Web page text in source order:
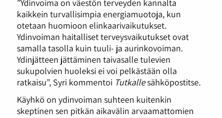
kaikkein turvallisimpia energiamuotoja, kun
otetaan huomioon elinkaarivaikutukset.
Ydinvoiman haitalliset terveysvaikutukset ovat
samalla tasolla kuin tuuli- ja aurinkovoiman.
Ydinjätteen jättäminen taivasalle tulevien
sukupolvien huoleksi ei voi pelkästään olla
ratkaisu”, Syri kommentoi Tutkallesähköpostitse.
Käyhkö on ydinvoiman suhteen kuitenkin
skeptinen sen pitkän aikavälin arvaamattomien